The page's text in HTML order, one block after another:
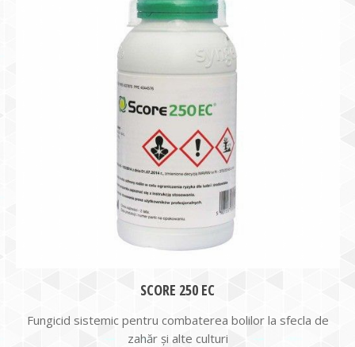
SCORE 250 EC
Fungicid sistemic pentru combaterea bolilor la sfecla de
zahăr şi alte culturi